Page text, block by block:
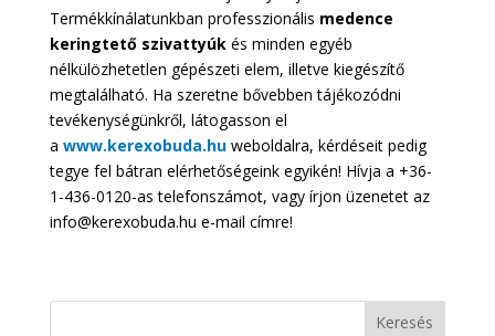
Termékkínálatunkban professzionális medence
keringtető szivattyúkés minden egyéb
nélkülözhetetlen gépészeti elem, illetve kiegészítő
megtalálható. Ha szeretne bővebben tájékozódni
tevékenységünkről, látogasson el
a www.kerexobuda.huweboldalra, kérdéseit pedig
tegye fel bátran elérhetőségeink egyikén! Hívja a +36-
1-436-0120-as telefonszámot, vagy írjon üzenetet az
info@kerexobuda.hu e-mail címre!